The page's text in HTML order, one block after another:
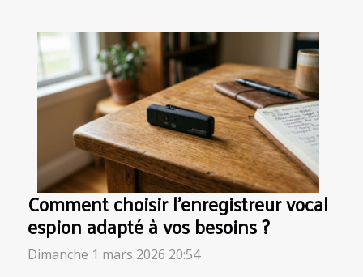
Comment choisir l'enregistreur vocal
espion adapté à vos besoins ?
Dimanche 1 mars 2026 20:54